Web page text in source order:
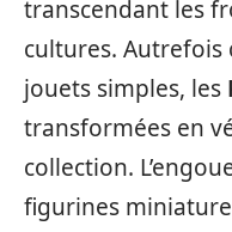
transcendant les
cultures. Autrefois
jouets simples, les
transformées en
collection.
figurines